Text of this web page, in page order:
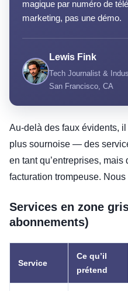
magique par numéro de
marketing, pas une démo.
Lewis Fink
Tech Journalist &
San Francisco, CA
Au-delà des faux évidents,
plus sournoise — des
en tant qu’entreprises,
facturation trompeuse.
Services en zone
abonnements)
Service
Ce qu’il
prétend